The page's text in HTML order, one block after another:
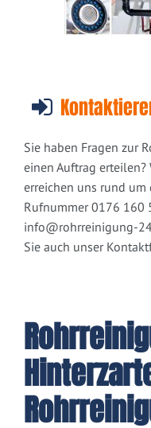
Sie haben Fragen zur
einen Auftrag erteilen?
erreichen uns rund um
Rufnummer 0176 160
info@rohrreinigung-
Sie auch unser